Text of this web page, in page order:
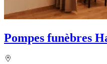
Pompes funèbres